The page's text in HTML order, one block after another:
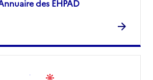
des EHPAD